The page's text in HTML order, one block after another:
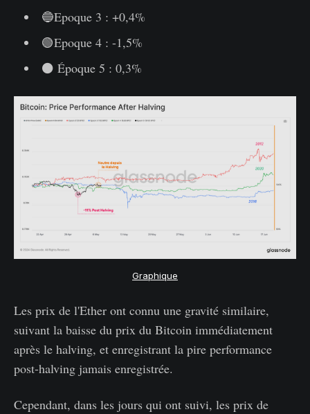
🔵Epoque 3 : +0,4%
🟢Epoque 4 : -1,5%
⚫ Époque 5 : 0,3%
Graphique
Les prix de l'Ether ont connu une gravité similaire,
suivant la baisse du prix du Bitcoin immédiatement
après le halving, et enregistrant la pire performance
post-halving jamais enregistrée.
Cependant, dans les jours qui ont suivi, les prix de